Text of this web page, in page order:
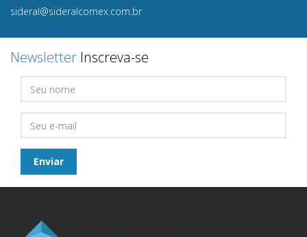
sideral@sideralcomex.com.br
Newsletter Inscreva-se